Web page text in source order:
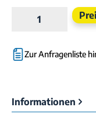
Produkt
Zur Anfragenliste
Informationen